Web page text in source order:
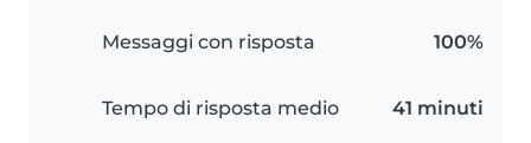
Messaggi con risposta 100%
Tempo di risposta medio 41 minuti